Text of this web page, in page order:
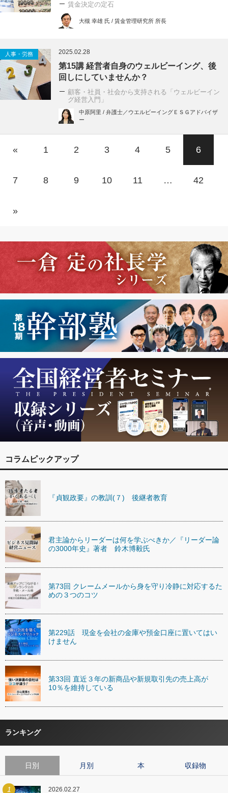
賃金決定の定石
大槻 幸雄 氏 / 賃金管理研究所 所長
人事・労務 2025.02.28
第15講 経営者自身のウェルビーイング、後
回しにしていませんか？
顧客・社員・社会から支持される「ウェルビーイン
グ経営入門」
中原阿里 / 弁護士／ウエルビーイングＥＳＧアドバイザ
ー
« 1 2 3 4 5 6
7 8 9 10 11 … 42
»
コラムピックアップ
『貞観政要』の教訓(７) 後継者教育
君主論からリーダーは何を学ぶべきか／『リーダー論
の3000年史』著者 鈴木博毅氏
第73回 クレームメールから身を守り冷静に対応するた
めの３つのコツ
第229話 現金を会社の金庫や預金口座に置いてはい
けません
第33回 直近３年の新商品や新規取引先の売上高が
10％を維持している
ランキング
日別 月別 本 収録物
1 2026.02.27